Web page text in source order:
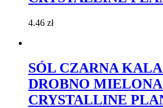
4.46 zł
SÓL CZARNA
DROBNO MIELONA
CRYSTALLINE